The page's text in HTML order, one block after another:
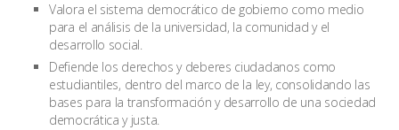
Valora el sistema democrático de gobierno como medio
para el análisis de la universidad, la comunidad y el
desarrollo social.
Defiende los derechos y deberes ciudadanos como
estudiantiles, dentro del marco de la ley, consolidando las
bases para la transformación y desarrollo de una sociedad
democrática y justa.